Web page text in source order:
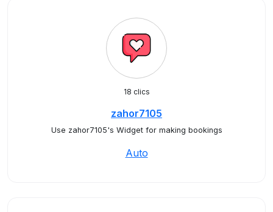
18 clics
zahor7105
Use zahor7105's Widget for making bookings
Auto